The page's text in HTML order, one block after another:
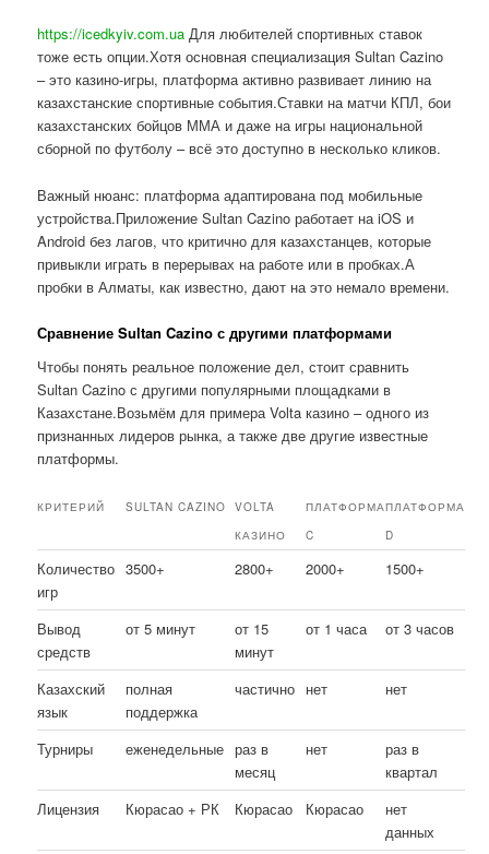
https://icedkyiv.com.ua Для любителей спортивных ставок
тоже есть опции.Хотя основная специализация Sultan Cazino
– это казино-игры, платформа активно развивает линию на
казахстанские спортивные события.Ставки на матчи КПЛ, бои
казахстанских бойцов ММА и даже на игры национальной
сборной по футболу – всё это доступно в несколько кликов.
Важный нюанс: платформа адаптирована под мобильные
устройства.Приложение Sultan Cazino работает на iOS и
Android без лагов, что критично для казахстанцев, которые
привыкли играть в перерывах на работе или в пробках.А
пробки в Алматы, как известно, дают на это немало времени.
Сравнение Sultan Cazino с другими платформами
Чтобы понять реальное положение дел, стоит сравнить
Sultan Cazino с другими популярными площадками в
Казахстане.Возьмём для примера Volta казино – одного из
признанных лидеров рынка, а также две другие известные
платформы.
КРИТЕРИЙ SULTAN CAZINO
VOLTA
КАЗИНО
ПЛАТФОРМА
C
ПЛАТФОРМА
D
Количество
игр
3500+ 2800+ 2000+ 1500+
Вывод
средств
от 5 минут
от 15
минут
от 1 часа от 3 часов
Казахский
язык
полная
поддержка
частично нет нет
Турниры еженедельные раз в
месяц
нет
раз в
квартал
Лицензия
Кюрасао + РК Кюрасао Кюрасао
нет
данных